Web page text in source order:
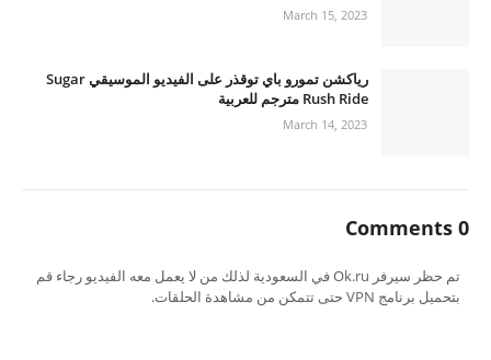
March 15, 2023
رياكشن تمورو باي توقذر على الفيديو الموسيقي Sugar
Rush Ride مترجم للعربية
March 14, 2023
0 Comments
تم حظر سيرفر Ok.ru في السعودية لذلك من لا يعمل معه الفيديو رجاء قم
بتحميل برنامج VPN حتى تتمكن من مشاهدة الحلقات.